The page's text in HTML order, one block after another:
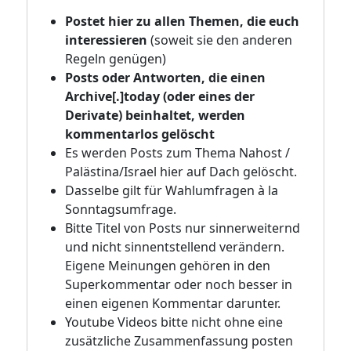
Postet hier zu allen Themen, die euch
interessieren (soweit sie den anderen
Regeln genügen)
Posts oder Antworten, die einen
Archive[.]today (oder eines der
Derivate) beinhaltet, werden
kommentarlos gelöscht
Es werden Posts zum Thema Nahost /
Palästina/Israel hier auf Dach gelöscht.
Dasselbe gilt für Wahlumfragen à la
Sonntagsumfrage.
Bitte Titel von Posts nur sinnerweiternd
und nicht sinnentstellend verändern.
Eigene Meinungen gehören in den
Superkommentar oder noch besser in
einen eigenen Kommentar darunter.
Youtube Videos bitte nicht ohne eine
zusätzliche Zusammenfassung posten